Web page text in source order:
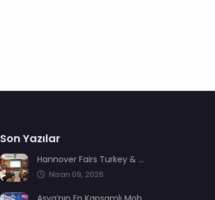
Son Yazılar
Hannover Fairs Turkey & MENA sektör dernekleriyle bir araya geldi
Nisan 09, 2026